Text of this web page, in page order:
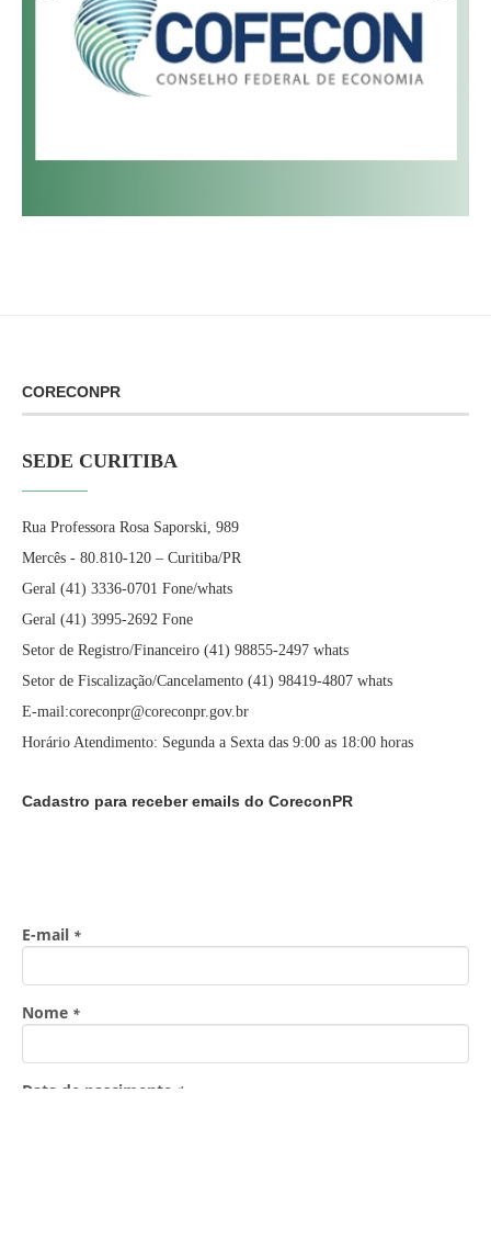
CORECONPR
SEDE CURITIBA
Rua Professora Rosa Saporski, 989
Mercês - 80.810-120 – Curitiba/PR
Geral (41) 3336-0701 Fone/whats
Geral (41) 3995-2692 Fone
Setor de Registro/Financeiro (41) 98855-2497 whats
Setor de Fiscalização/Cancelamento (41) 98419-4807 whats
E-mail:coreconpr@coreconpr.gov.br
Horário Atendimento: Segunda a Sexta das 9:00 as 18:00 horas
Cadastro para receber emails do CoreconPR